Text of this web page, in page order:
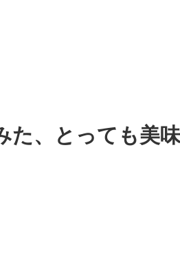
た、とっても美味